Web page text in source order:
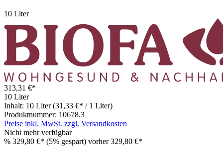
10 Liter
313,31 €*
10 Liter
Inhalt: 10 Liter (31,33 €* / 1 Liter)
Produktnummer: 10678.3
Preise inkl. MwSt. zzgl. Versandkosten
Nicht mehr verfügbar
% 329,80 €* (5% gespart) vorher 329,80 €*